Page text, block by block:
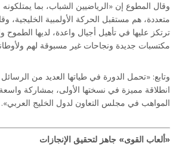
وقال المطوع إن «الرياضيين الشباب، بما
متعددة، هم مستقبل الحركة الأولمبية الخليجية،
ترتكز عليها في تأهيل أجيال واعدة، لديها
مكتسبات جديدة ونجاحات غير مسبوقة لهم
وتابع: «تحمل الدورة في طياتها العديد من الرسائل
انطلاقة مميزة في نسختها الأولى، بمشاركة
المواهب في مجلس التعاون لدول الخليج العربي».
«ألعاب القوى» جاهز لتحقيق الإنجازات